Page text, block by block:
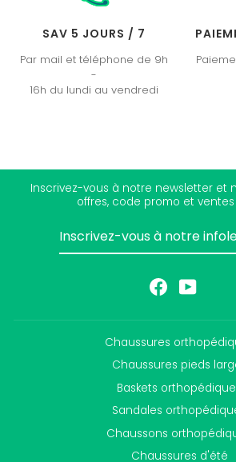
SAV 5 JOURS / 7
Par mail et téléphone de 9h
-
16h du lundi au vendredi
Inscrivez-vous à notre newsletter et
offres, code promo et ventes
FacebookYouTube
Chaussures
Chaussures pieds
Baskets
Sandales
Chaussons
Chaussures d'été